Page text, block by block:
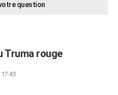
question
Truma rouge